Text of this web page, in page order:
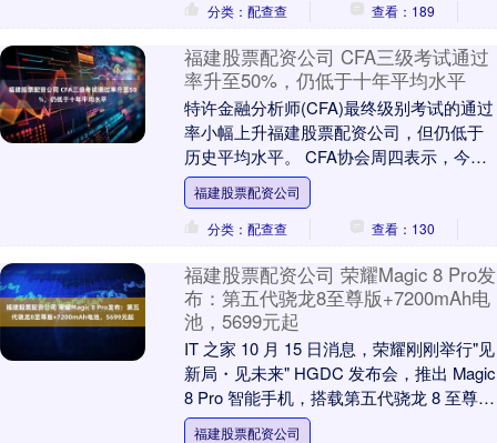
分类：配查查
查看：189
福建股票配资公司 CFA三级考试通过
率升至50%，仍低于十年平均水平
特许金融分析师(CFA)最终级别考试的通过
率小幅上升福建股票配资公司，但仍低于
历史平均水平。 CFA协会周四表示，今年8
月有50%考生通过三级考试，比例高于2
月....
福建股票配资公司
分类：配查查
查看：130
福建股票配资公司 荣耀Magic 8 Pro发
布：第五代骁龙8至尊版+7200mAh电
池，5699元起
IT 之家 10 月 15 日消息，荣耀刚刚举行"见
新局・见未来" HGDC 发布会，推出 Magic
8 Pro 智能手机，搭载第五代骁龙 8 至尊版
芯片、5....
福建股票配资公司